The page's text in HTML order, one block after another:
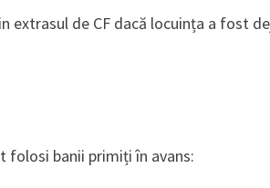
extrasul de CF dacă locuința a fost
folosi banii primiți în avans: